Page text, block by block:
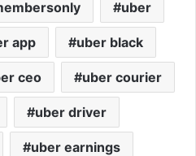
uber
app uber black
ceo uber courier
uber driver
uber earnings